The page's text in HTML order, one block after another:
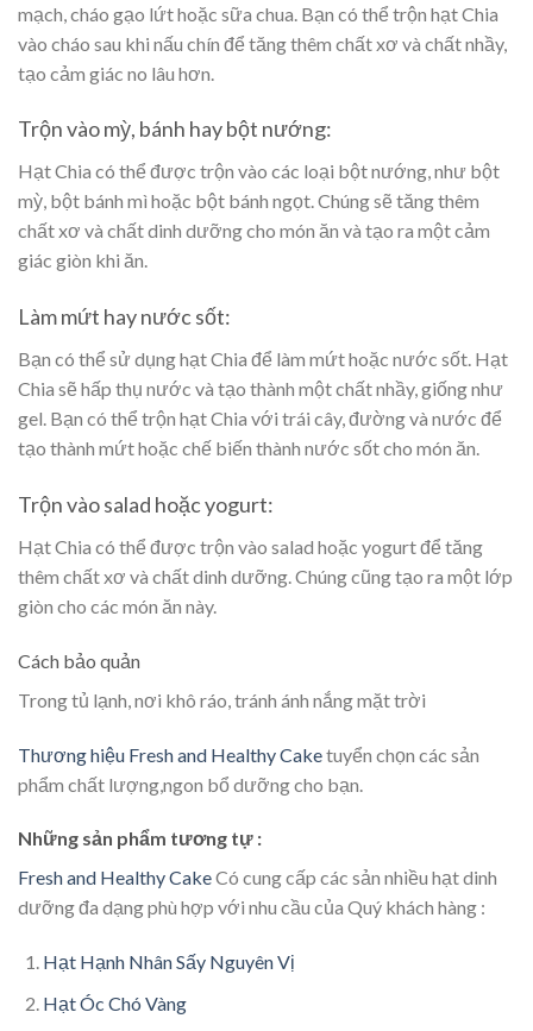
mạch, cháo gạo lứt hoặc sữa chua. Bạn có thể trộn hạt Chia
vào cháo sau khi nấu chín để tăng thêm chất xơ và chất nhầy,
tạo cảm giác no lâu hơn.
Trộn vào mỳ, bánh hay bột nướng:
Hạt Chia có thể được trộn vào các loại bột nướng, như bột
mỳ, bột bánh mì hoặc bột bánh ngọt. Chúng sẽ tăng thêm
chất xơ và chất dinh dưỡng cho món ăn và tạo ra một cảm
giác giòn khi ăn.
Làm mứt hay nước sốt:
Bạn có thể sử dụng hạt Chia để làm mứt hoặc nước sốt. Hạt
Chia sẽ hấp thụ nước và tạo thành một chất nhầy, giống như
gel. Bạn có thể trộn hạt Chia với trái cây, đường và nước để
tạo thành mứt hoặc chế biến thành nước sốt cho món ăn.
Trộn vào salad hoặc yogurt:
Hạt Chia có thể được trộn vào salad hoặc yogurt để tăng
thêm chất xơ và chất dinh dưỡng. Chúng cũng tạo ra một lớp
giòn cho các món ăn này.
Cách bảo quản
Trong tủ lạnh, nơi khô ráo, tránh ánh nắng mặt trời
Thương hiệu Fresh and Healthy Caketuyển chọn các sản
phẩm chất lượng,ngon bổ dưỡng cho bạn.
Những sản phẩm tương tự :
Fresh and Healthy CakeCó cung cấp các sản nhiều hạt dinh
dưỡng đa dạng phù hợp với nhu cầu của Quý khách hàng :
Hạt Hạnh Nhân Sấy Nguyên Vị
Hạt Óc Chó Vàng